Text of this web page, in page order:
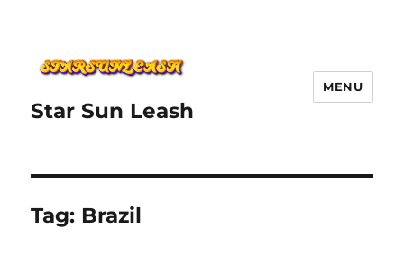
Star Sun Leash
MENU
Tag: Brazil